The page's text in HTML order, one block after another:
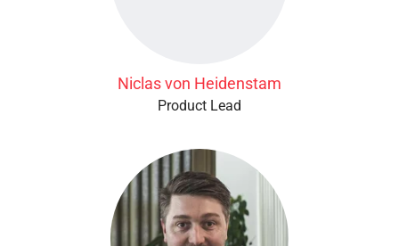
Niclas von Heidenstam
Product Lead